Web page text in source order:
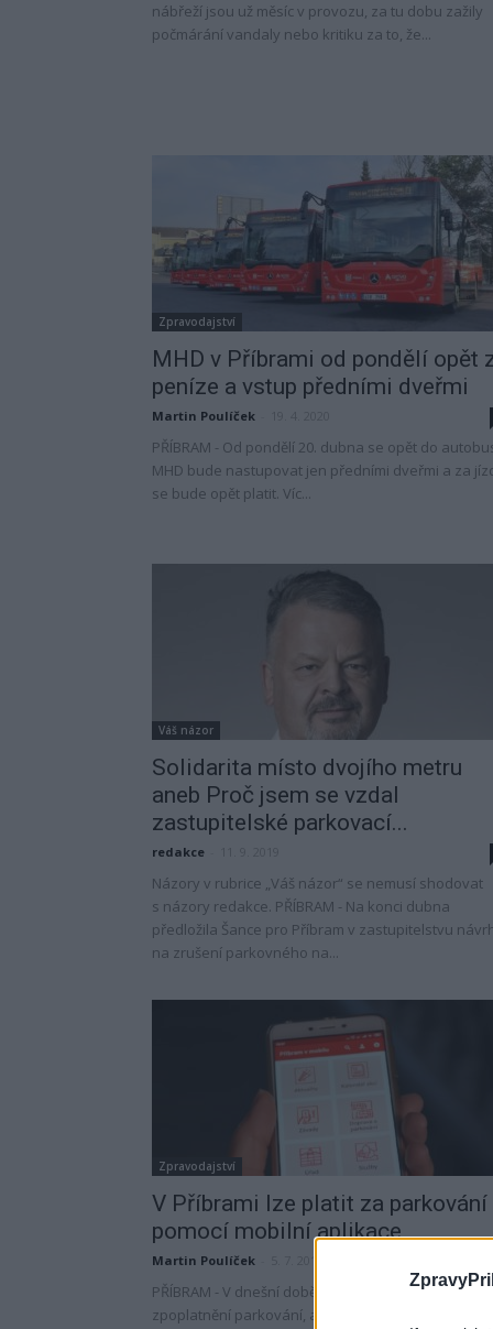
nábřeží jsou už měsíc v provozu, za tu dobu zažily
počmárání vandaly nebo kritiku za to, že...
Zpravodajství
MHD v Příbrami od pondělí opět
peníze a vstup předními dveřmi
Martin Poulíček
PŘÍBRAM - Od pondělí 20. dubna se opět do
MHD bude nastupovat jen předními dveřmi a za
se bude opět platit. Víc...
Váš názor
Solidarita místo dvojího metru
aneb Proč jsem se vzdal
zastupitelské parkovací...
redakce
Názory v rubrice „Váš názor“ se nemusí shodovat
s názory redakce. PŘÍBRAM - Na konci dubna
předložila Šance pro Příbram v zastupitelstvu
na zrušení parkovného na...
Zpravodajství
V Příbrami lze platit za parkování
pomocí mobilní aplikace
Martin Poulíček
PŘÍBRAM - V dnešní době většina měst přistupuje ke
zpoplatnění parkování, a tudíž k instalaci